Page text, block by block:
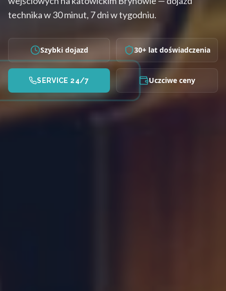
technika w 30 minut, 7 dni w tygodniu.
Szybki dojazd 30+ lat doświadczenia
SERVICE 24/7 Uczciwe ceny